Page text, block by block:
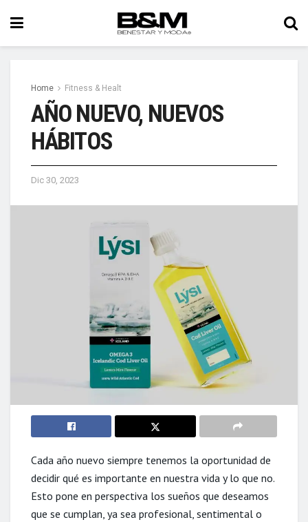
Home Fitness & Healt
AÑO NUEVO, NUEVOS
HÁBITOS
Dic 30, 2023
Cada año nuevo siempre tenemos la oportunidad de
decidir qué es importante en nuestra vida y lo que no.
Esto pone en perspectiva los sueños que deseamos
que se cumplan, ya sea profesional, sentimental o